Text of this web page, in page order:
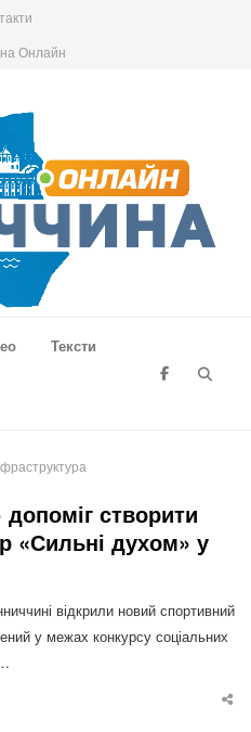
Онлайн
Тексти
створити
«Сильні духом» у
відкрили новий спортивний
у межах конкурсу соціальних